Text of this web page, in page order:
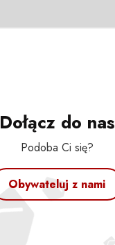
Dołącz do nas
Podoba Ci się?
Obywateluj z nami